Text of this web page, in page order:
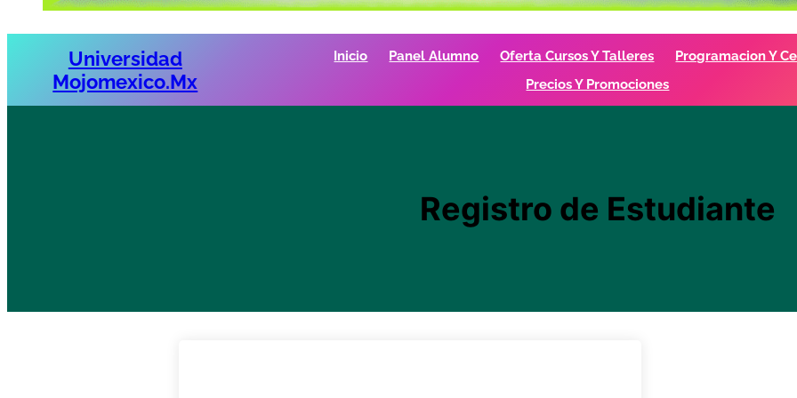
Universidad
Mojomexico.mx
Inicio Panel Alumno Oferta Cursos Y Talleres
Programacion Y
Precios Y Promociones
Registro de Estudiante